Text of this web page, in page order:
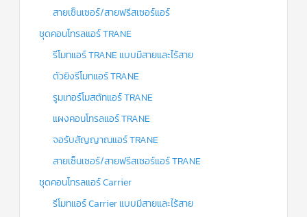
สายเซ็นเซอร์/สายฟรีสเซอร์แอร์
ชุดคอนโทรลแอร์ TRANE
รีโมทแอร์ TRANE แบบมีสายและไร้สาย
ตัวยิงรีโมทแอร์ TRANE
รูมเทอร์โมสตัทแอร์ TRANE
แผงคอนโทรลแอร์ TRANE
จอรับสัญญาณแอร์ TRANE
สายเซ็นเซอร์/สายฟรีสเซอร์แอร์ TRANE
ชุดคอนโทรลแอร์ Carrier
รีโมทแอร์ Carrier แบบมีสายและไร้สาย